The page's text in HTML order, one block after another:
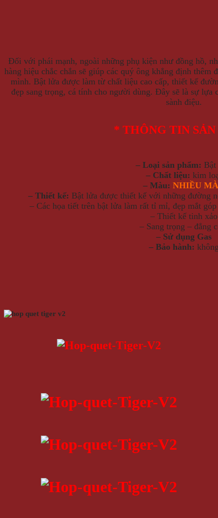
Đối với phái mạnh, ngoài những phụ kiện như đồng hồ,
hàng hiệu chắc chắn sẽ giúp các quý ông khẳng định thêm
mình. Bật lửa được làm từ chất liệu cao cấp, thiết kế
đẹp sang trọng, cá tính cho người dùng. Đây sẽ là sự lựa
sành điệu.
* THÔNG TIN
– Loại sản phẩm:
– Chất liệu: kim
– Màu: NHIỀU
– Thiết kế: Bật lửa được thiết kế với những đường
– Các họa tiết trên bật lửa làm rất tỉ mỉ, đẹp mắt
– Thiết kế tinh xảo
– Sang trọng – đẳng
– Sử dụng Gas
– Bảo hành: